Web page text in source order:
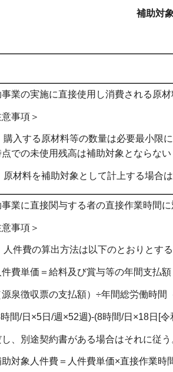
補助対
業の実施に直接使用し消費される原
意事項＞
入する原材料等の数量は必要最小限
点での未使用残高は補助対象とならな
材料を補助対象として計上する場合
業に直接関与する者の直接作業時間に
意事項＞
件費の算出方法は以下のとおりとする
費単価＝給料及び賞与等の年間支払額
泉徴収票の支払額）÷年間総労働時間
間/日×5日/週×52週)-(8時間/日×18日[
、別途契約書がある場合はそれに従う
対象人件費＝人件費単価×直接作業時